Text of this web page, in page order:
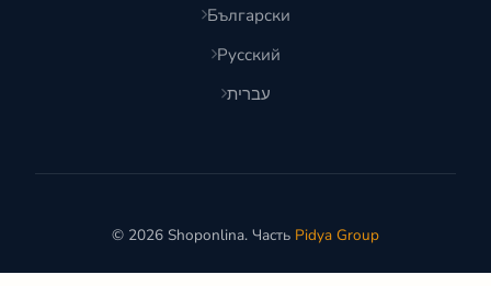
Български
Русский
עברית
© 2026 Shoponlina. Часть Pidya Group